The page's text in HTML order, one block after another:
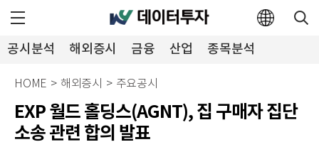
공시분석 해외증시 금융 산업
종목분석
투자뉴스
HOME > 해외증시 > 주요공시
EXP 월드 홀딩스(AGNT), 집 구매자 집단
소송 관련 합의 발표